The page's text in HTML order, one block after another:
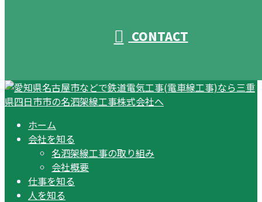
CONTACT
ホーム
会社を知る
名泗架線工事の取り組み
会社概要
仕事を知る
人を知る